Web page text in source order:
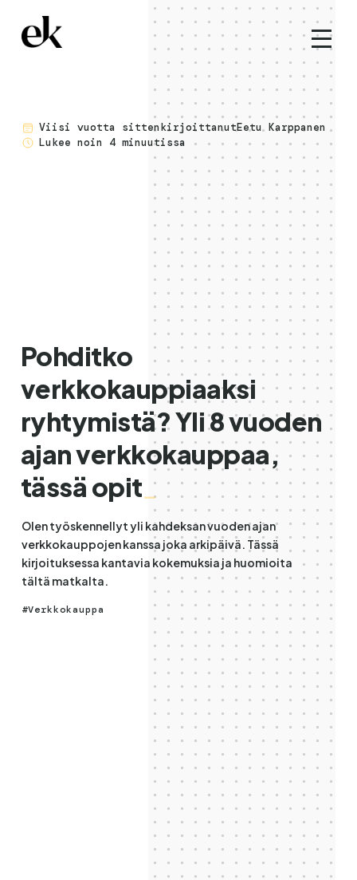
viisi vuotta sittenkirjoittanutEetu Karppanen
Lukee noin 4 minuutissa
Pohditko
verkkokauppiaaksi
ryhtymistä? Yli 8 vuoden
ajan verkkokauppaa,
tässä opit_
Olen työskennellyt yli kahdeksan vuoden ajan
verkkokauppojen kanssa joka arkipäivä. Tässä
kirjoituksessa kantavia kokemuksia ja huomioita
tältä matkalta.
Verkkokauppa